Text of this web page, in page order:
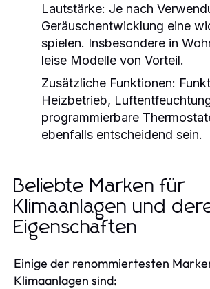
Lautstärke: Je nach
Geräuschentwicklung eine
spielen. Insbesondere in
leise Modelle von Vorteil.
Zusätzliche Funktionen:
Heizbetrieb,
programmierbare
ebenfalls entscheidend sein.
Beliebte Marken für
Klimaanlagen und
Eigenschaften
Einige der renommiertesten
Klimaanlagen sind: